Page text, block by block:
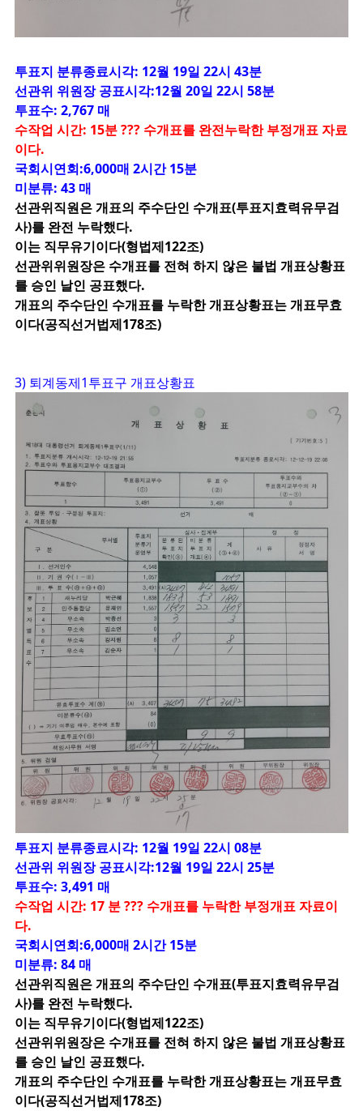
투표지 분류종료시각: 12월 19일 22시 43분
선관위 위원장 공표시각:12월 20일 22시 58분
투표수: 2,767 매
수작업 시간: 15분 ??? 수개표를 완전누락한 부정개표 자료
이다.
국회시연회:6,000매 2시간 15분
미분류: 43 매
선관위직원은 개표의 주수단인 수개표(투표지효력유무검
사)를 완전 누락했다.
이는 직무유기이다(형법제122조)
선관위위원장은 수개표를 전혀 하지 않은 불법 개표상황표
를 승인 날인 공표했다.
개표의 주수단인 수개표를 누락한 개표상황표는 개표무효
이다(공직선거법제178조)
3) 퇴계동제1투표구 개표상황표
투표지 분류종료시각: 12월 19일 22시 08분
선관위 위원장 공표시각:12월 19일 22시 25분
투표수: 3,491 매
수작업 시간: 17 분 ??? 수개표를 누락한 부정개표 자료이
다.
국회시연회:6,000매 2시간 15분
미분류: 84 매
선관위직원은 개표의 주수단인 수개표(투표지효력유무검
사)를 완전 누락했다.
이는 직무유기이다(형법제122조)
선관위위원장은 수개표를 전혀 하지 않은 불법 개표상황표
를 승인 날인 공표했다.
개표의 주수단인 수개표를 누락한 개표상황표는 개표무효
이다(공직선거법제178조)